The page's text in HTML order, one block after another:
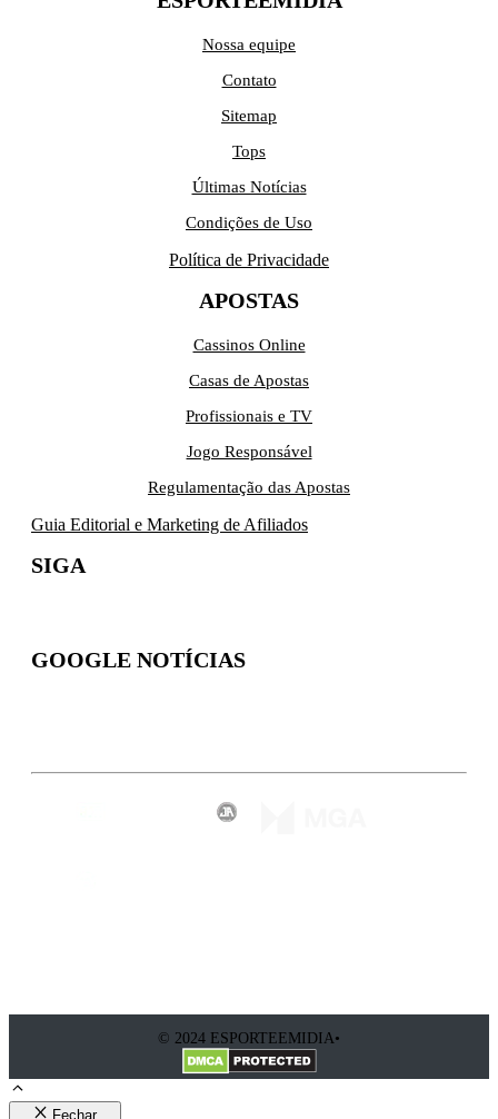
Nossa equipe
Contato
Sitemap
Tops
Últimas Notícias
Condições de Uso
Política de Privacidade
APOSTAS
Cassinos Online
Casas de Apostas
Profissionais e TV
Jogo Responsável
Regulamentação das Apostas
Guia Editorial e Marketing de Afiliados
SIGA
GOOGLE NOTÍCIAS
© 2024 ESPORTEEMIDIA•
Fechar